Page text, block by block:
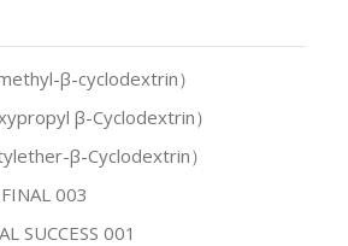
β-cyclodextrin）
β-Cyclodextrin）
β-Cyclodextrin）
003
SUCCESS 001